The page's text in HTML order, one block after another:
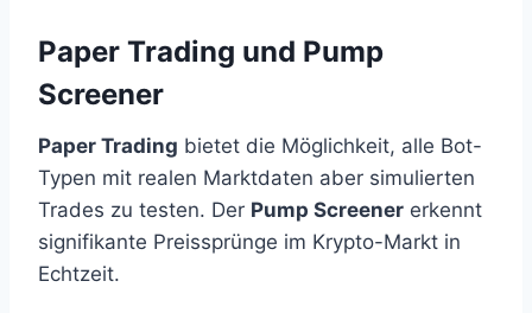
Paper Trading und Pump
Screener
Paper Trading bietet die Möglichkeit, alle Bot-
Typen mit realen Marktdaten aber simulierten
Trades zu testen. Der Pump Screener erkennt
signifikante Preissprünge im Krypto-Markt in
Echtzeit.